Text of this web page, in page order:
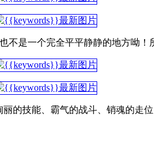
是一个完全平平静静的地方呦！
的技能、霸气的战斗、销魂的走